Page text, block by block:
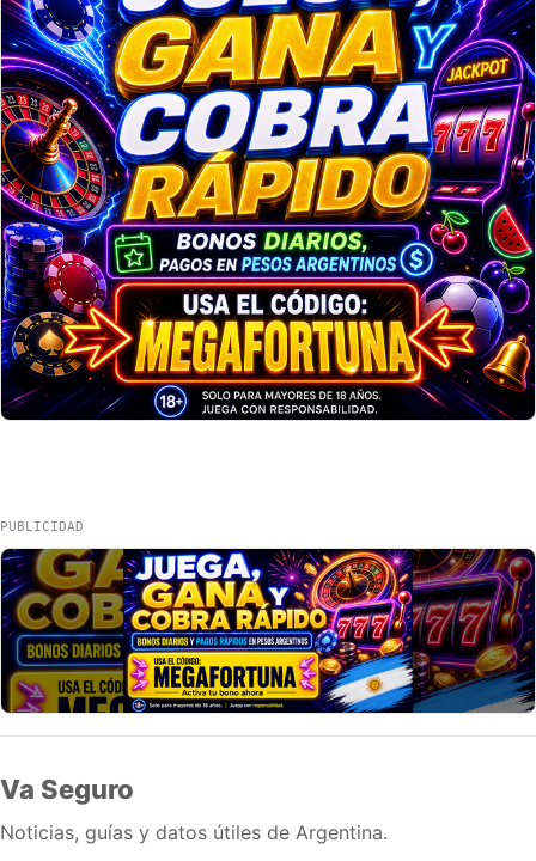
PUBLICIDAD
Va Seguro
Noticias, guías y datos útiles de Argentina.